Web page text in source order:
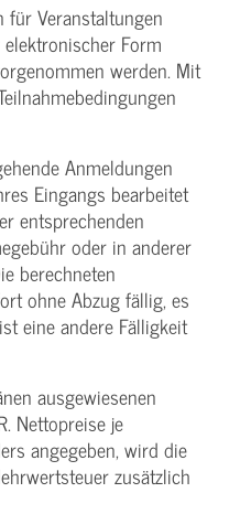
für Veranstaltungen
Form
werden. Mit
Anmeldungen
Eingangs bearbeitet
entsprechenden
oder in anderer
berechneten
ohne Abzug fällig, es
eine andere Fälligkeit
ausgewiesenen
Nettopreise je
angegeben, wird die
zusätzlich